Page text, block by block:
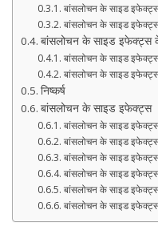
बांसलोचन के साइड
बांसलोचन के साइड
बांसलोचन के साइड इफेक्ट्स
बांसलोचन के साइड इफेक्ट्स
बांसलोचन के साइड
निष्कर्ष
बांसलोचन के साइड इफेक्ट्स
बांसलोचन के साइड
बांसलोचन के साइड इफेक्ट्स
बांसलोचन के साइड
बांसलोचन के साइड
बांसलोचन के साइड
बांसलोचन के साइड इफेक्ट्स